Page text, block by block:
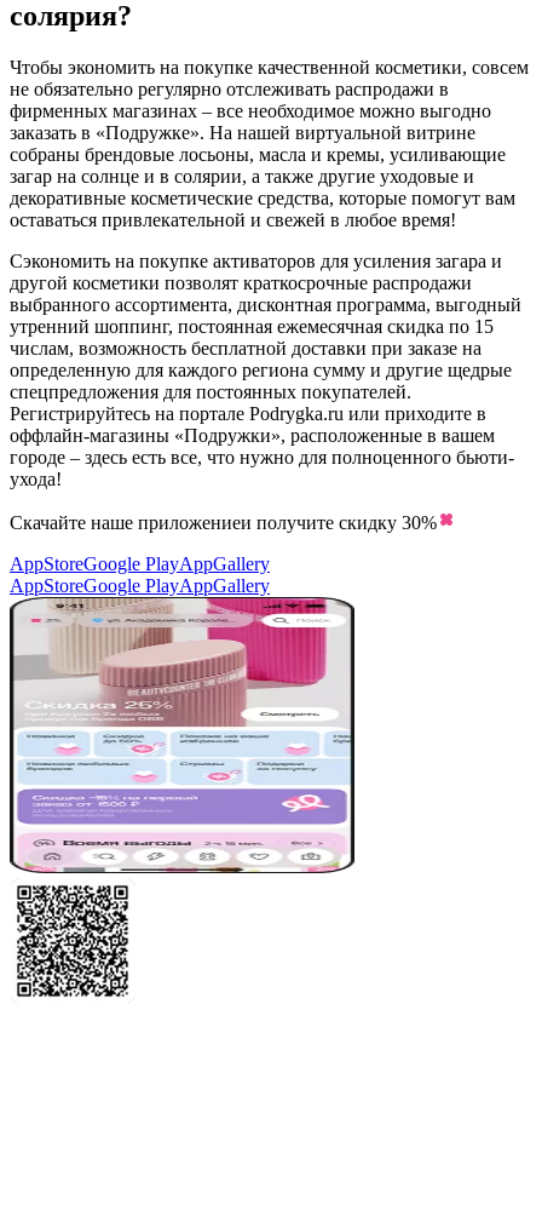
солярия?
Чтобы экономить на покупке качественной косметики, совсем
не обязательно регулярно отслеживать распродажи в
фирменных магазинах – все необходимое можно выгодно
заказать в «Подружке». На нашей виртуальной витрине
собраны брендовые лосьоны, масла и кремы, усиливающие
загар на солнце и в солярии, а также другие уходовые и
декоративные косметические средства, которые помогут вам
оставаться привлекательной и свежей в любое время!
Сэкономить на покупке активаторов для усиления загара и
другой косметики позволят краткосрочные распродажи
выбранного ассортимента, дисконтная программа, выгодный
утренний шоппинг, постоянная ежемесячная скидка по 15
числам, возможность бесплатной доставки при заказе на
определенную для каждого региона сумму и другие щедрые
спецпредложения для постоянных покупателей.
Регистрируйтесь на портале Podrygka.ru или приходите в
оффлайн-магазины «Подружки», расположенные в вашем
городе – здесь есть все, что нужно для полноценного бьюти-
ухода!
Скачайте наше приложениеи получите скидку 30%
AppStoreGoogle PlayAppGallery
AppStoreGoogle PlayAppGallery